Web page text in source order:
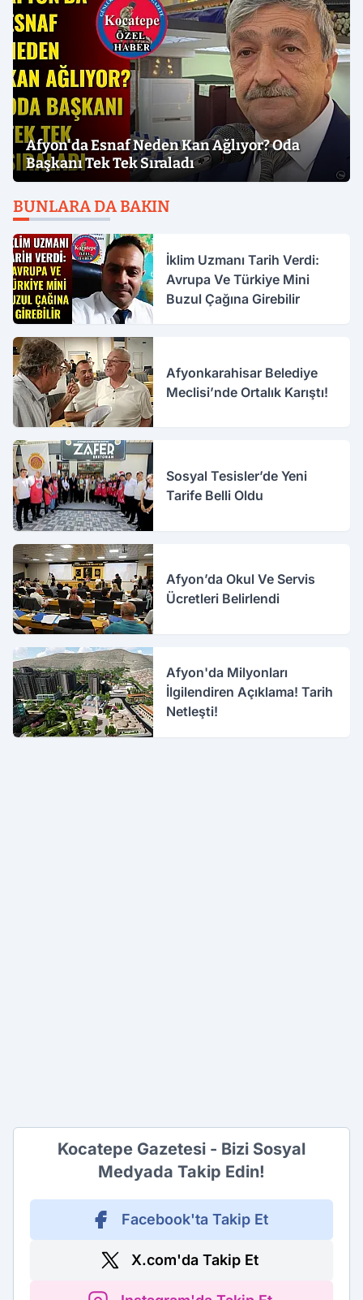
Afyon'da Esnaf Neden Kan Ağlıyor? Oda
Başkanı Tek Tek Sıraladı
BUNLARA DA BAKIN
İklim Uzmanı Tarih Verdi:
Avrupa Ve Türkiye Mini
Buzul Çağına Girebilir
Afyonkarahisar Belediye
Meclisi’nde Ortalık Karıştı!
Sosyal Tesisler’de Yeni
Tarife Belli Oldu
Afyon’da Okul Ve Servis
Ücretleri Belirlendi
Afyon'da Milyonları
İlgilendiren Açıklama! Tarih
Netleşti!
Kocatepe Gazetesi - Bizi Sosyal
Medyada Takip Edin!
Facebook'ta Takip Et
X.com'da Takip Et